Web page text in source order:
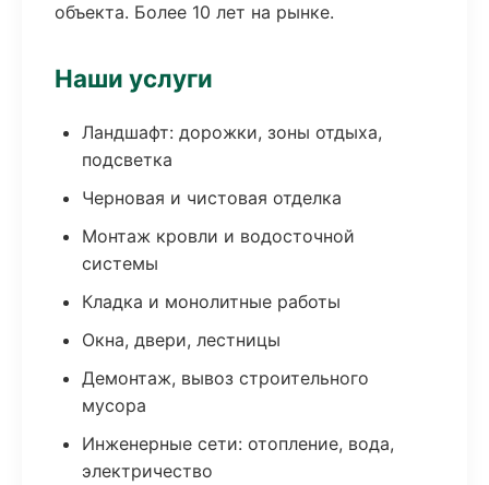
объекта. Более 10 лет на рынке.
Наши услуги
Ландшафт: дорожки, зоны отдыха,
подсветка
Черновая и чистовая отделка
Монтаж кровли и водосточной
системы
Кладка и монолитные работы
Окна, двери, лестницы
Демонтаж, вывоз строительного
мусора
Инженерные сети: отопление, вода,
электричество